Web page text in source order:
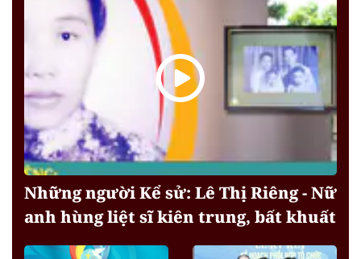
Những người Kể sử: Lê Thị Riêng - Nữ
anh hùng liệt sĩ kiên trung, bất khuất